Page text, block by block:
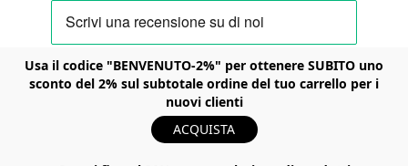
Usa il codice "BENVENUTO-2%" per ottenere SUBITO uno
sconto del 2% sul subtotale ordine del tuo carrello per i
nuovi clienti
ACQUISTA